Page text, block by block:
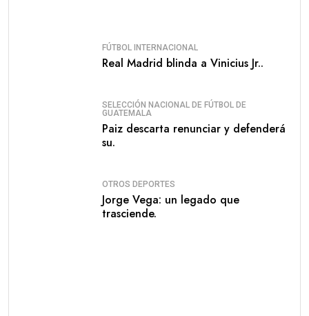
FÚTBOL INTERNACIONAL
Real Madrid blinda a Vinicius Jr..
SELECCIÓN NACIONAL DE FÚTBOL DE
GUATEMALA
Paiz descarta renunciar y defenderá
su.
OTROS DEPORTES
Jorge Vega: un legado que
trasciende.